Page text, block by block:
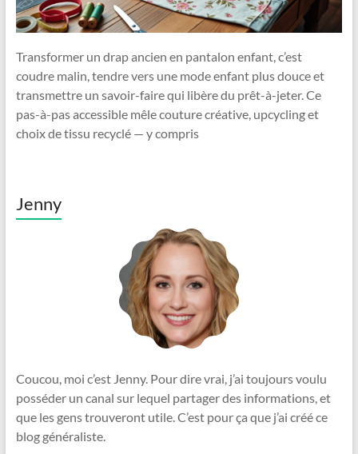
Transformer un drap ancien en pantalon enfant, c’est
coudre malin, tendre vers une mode enfant plus douce et
transmettre un savoir-faire qui libère du prêt-à-jeter. Ce
pas-à-pas accessible mêle couture créative, upcycling et
choix de tissu recyclé — y compris
Jenny
Coucou, moi c’est Jenny. Pour dire vrai, j’ai toujours voulu
posséder un canal sur lequel partager des informations, et
que les gens trouveront utile. C’est pour ça que j’ai créé ce
blog généraliste.